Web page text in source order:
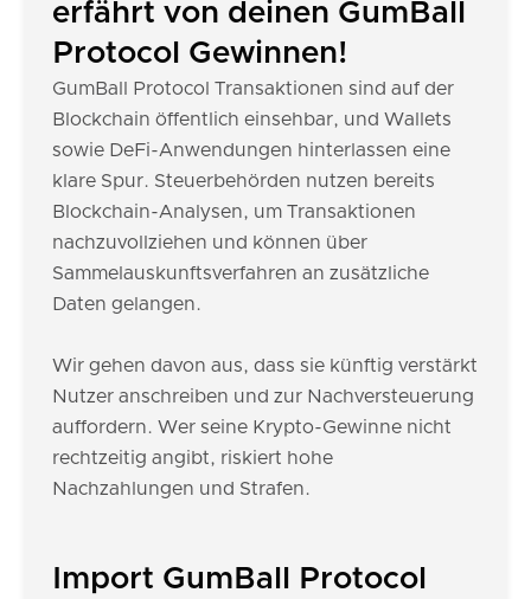
erfährt von deinen GumBall
Protocol Gewinnen!
GumBall Protocol Transaktionen sind auf der
Blockchain öffentlich einsehbar, und Wallets
sowie DeFi-Anwendungen hinterlassen eine
klare Spur. Steuerbehörden nutzen bereits
Blockchain-Analysen, um Transaktionen
nachzuvollziehen und können über
Sammelauskunftsverfahren an zusätzliche
Daten gelangen.
Wir gehen davon aus, dass sie künftig verstärkt
Nutzer anschreiben und zur Nachversteuerung
auffordern. Wer seine Krypto-Gewinne nicht
rechtzeitig angibt, riskiert hohe
Nachzahlungen und Strafen.
Import GumBall Protocol